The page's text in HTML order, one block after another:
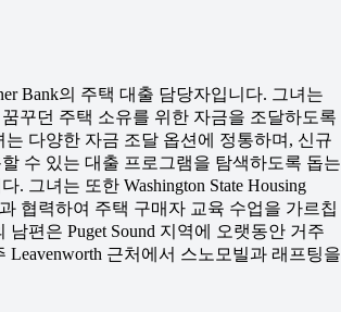
Bank의 주택 대출 담당자입니다. 그녀는
꾸던 주택 소유를 위한 자금을 조달하도록
는 다양한 자금 조달 옵션에 정통하며, 신규
수 있는 대출 프로그램을 탐색하도록 돕는
. 그녀는 또한 Washington State Housing
과 협력하여 주택 구매자 교육 수업을 가르칩
남편은 Puget Sound 지역에 오랫동안 거주
Leavenworth 근처에서 스노모빌과 래프팅을